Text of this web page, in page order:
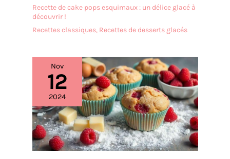
Recette de cake pops esquimaux : un délice glacé à
découvrir !
Recettes classiques, Recettes de desserts glacés
Nov
12
2024